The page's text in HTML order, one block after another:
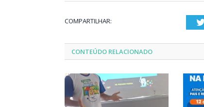
COMPARTILHAR:
CONTEÚDO RELACIONADO